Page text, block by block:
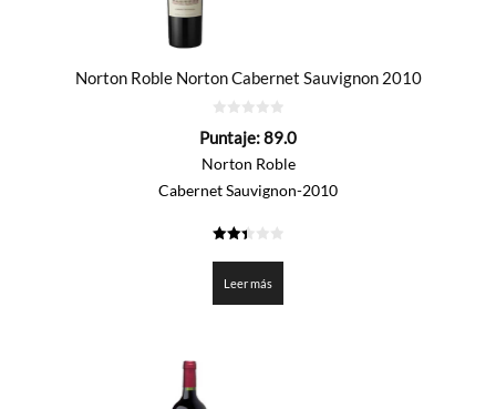
Norton Roble Norton Cabernet Sauvignon 2010
de
Puntaje:89.0
Norton Roble
Cabernet Sauvignon-2010
Leer más